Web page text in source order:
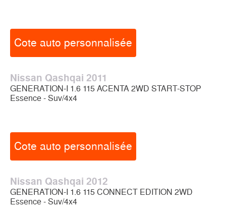
Cote auto personnalisée
Nissan Qashqai 2011
GENERATION-I 1.6 115 ACENTA 2WD START-STOP
Essence - Suv/4x4
Cote auto personnalisée
Nissan Qashqai 2012
GENERATION-I 1.6 115 CONNECT EDITION 2WD
Essence - Suv/4x4